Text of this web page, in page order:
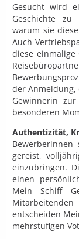
Gesucht wird
Geschichte
warum sie
Auch
diese einmalige
der
Gewinnerin
besonderen
Authentizität,
gereist,
einzubringen.
einen
Mein Schiff
entscheiden
mehrstufigen